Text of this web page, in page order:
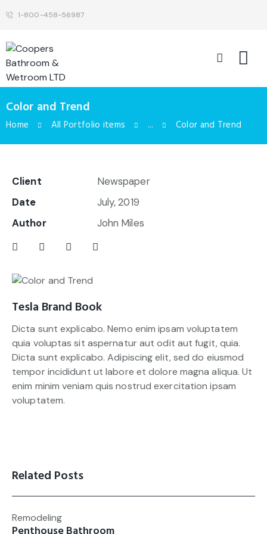
1-800-458-56987
Color and Trend
Home All Portfolio items ... Color and Trend
Tesla Brand Book
Dicta sunt explicabo. Nemo enim ipsam voluptatem
quia voluptas sit aspernatur aut odit aut fugit, quia.
Dicta sunt explicabo. Adipiscing elit, sed do eiusmod
tempor incididunt ut labore et dolore magna aliqua. Ut
enim minim veniam quis nostrud exercitation ipsam
voluptatem.
Client
Newspaper
Date
July, 2019
Author
John Miles
Related Posts
Remodeling
Penthouse Bathroom